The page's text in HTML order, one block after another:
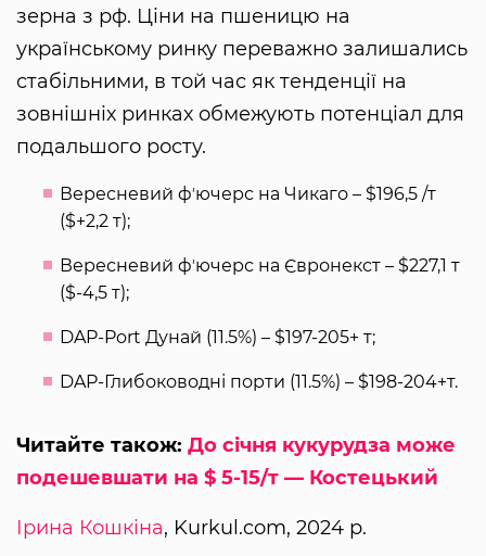
зерна з рф. Ціни на пшеницю на
українському ринку переважно залишались
стабільними, в той час як тенденції на
зовнішніх ринках обмежують потенціал для
подальшого росту.
Вересневий фʼючерс на Чикаго – $196,5 /т
($+2,2 т);
Вересневий фʼючерс на Євронекст – $227,1 т
($-4,5 т);
DAP-Port Дунай (11.5%) – $197-205+ т;
DAP-Глибоководні порти (11.5%) – $198-204+т.
Читайте також: До січня кукурудза може
подешевшати на $ 5-15/т — Костецький
Ірина Кошкіна, Kurkul.com, 2024 р.